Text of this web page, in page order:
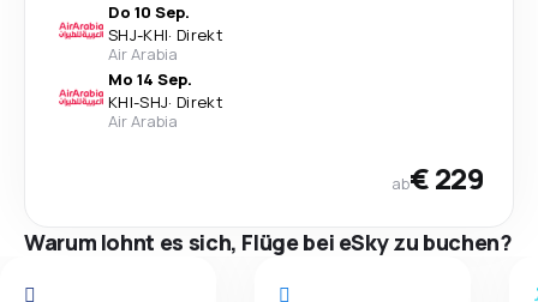
Do 10 Sep.
SHJ-KHI· Direkt
Air Arabia
Mo 14 Sep.
KHI-SHJ· Direkt
Air Arabia
ab€ 229
Warum lohnt es sich, Flüge bei eSky zu buchen?